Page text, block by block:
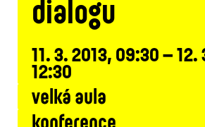
dialogu
11. 3. 2013, 09:30 – 12.
12:30
velká aula
konference